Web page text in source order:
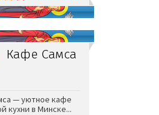
Кафе Самса
— уютное кафе
кухни в Минске...